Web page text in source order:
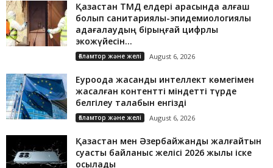
Қазақстан ТМД елдері арасында алғаш
болып санитариялық-эпидемиологиялық
қадағалаудың бірыңғай цифрлық
экожүйесін...
Ғаламтор және желі August 6, 2026
Еуроодақ жасанды интеллект көмегімен
жасалған контентті міндетті түрде
белгілеу талабын енгізді
Ғаламтор және желі August 6, 2026
Қазақстан мен Әзербайжанды жалғайтын
суасты байланыс желісі 2026 жылы іске
қосылады